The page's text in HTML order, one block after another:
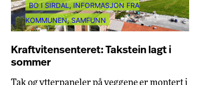
BO I SIRDAL, INFORMASJON FRA
KOMMUNEN, SAMFUNN
Kraftvitensenteret: Takstein lagt i
sommer